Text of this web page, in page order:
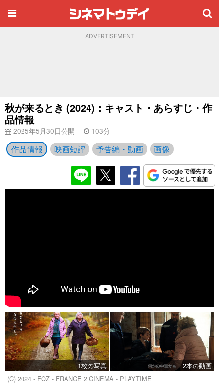
ADVERTISEMENT
秋が来るとき (2024)：キャスト・あらすじ・作
品情報
2025年5月30日公開 103分
作品情報 映画短評 予告編・動画 画像
1枚の写真
2本の動画
(C) 2024 - FOZ - FRANCE 2 CINEMA - PLAYTIME